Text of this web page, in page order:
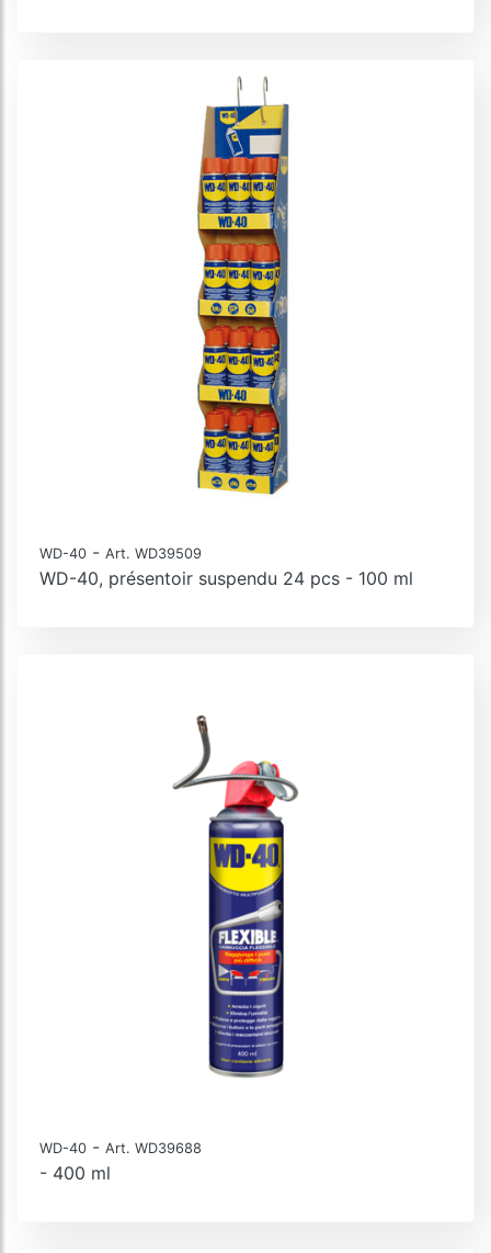
WD-40 - Art. WD39509
WD-40, présentoir suspendu 24 pcs - 100 ml
WD-40 - Art. WD39688
- 400 ml